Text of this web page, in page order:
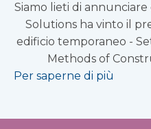
Siamo lieti di
Solutions ha vinto il
edificio temporaneo -
Methods of
Per saperne di più